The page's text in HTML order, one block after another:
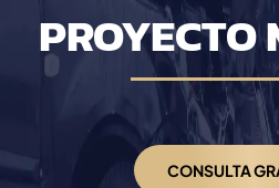
CONSULTA